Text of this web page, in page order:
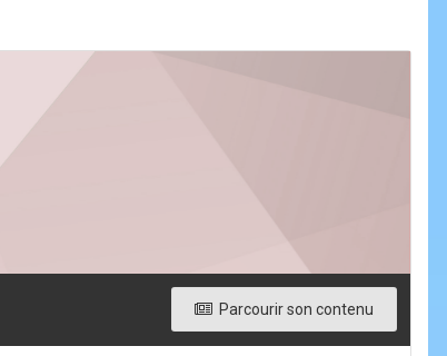
Parcourir son contenu